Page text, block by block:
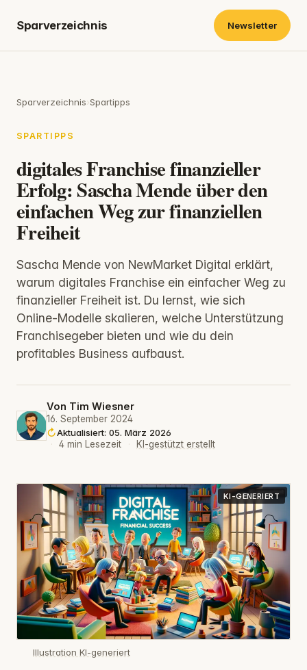
Sparverzeichnis Newsletter
Sparverzeichnis›Spartipps
SPARTIPPS
digitales Franchise finanzieller
Erfolg: Sascha Mende über den
einfachen Weg zur finanziellen
Freiheit
Sascha Mende von NewMarket Digital erklärt,
warum digitales Franchise ein einfacher Weg zu
finanzieller Freiheit ist. Du lernst, wie sich
Online‑Modelle skalieren, welche Unterstützung
Franchisegeber bieten und wie du dein
profitables Business aufbaust.
Von Tim Wiesner
16. September 2024
Aktualisiert: 05. März 2026
·
4 min Lesezeit · KI-gestützt erstellt
KI-GENERIERT
Illustration KI-generiert